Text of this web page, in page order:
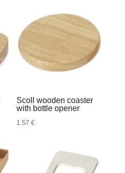
Scoll wooden coaster
with bottle opener
1.57€